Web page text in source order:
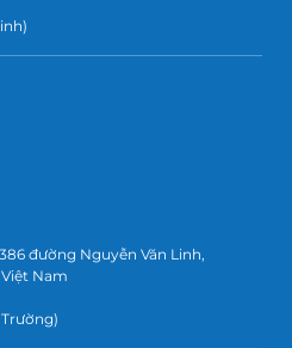
đường Nguyễn Văn Linh,
Nam